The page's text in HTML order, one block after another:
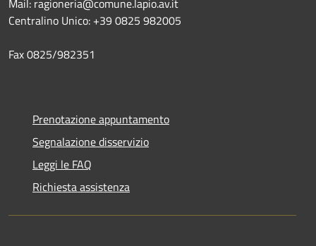
Mail: ragioneria@comune.lapio.av.it
Centralino Unico: +39 0825 982005
Fax 0825/982351
Prenotazione appuntamento
Segnalazione disservizio
Leggi le FAQ
Richiesta assistenza